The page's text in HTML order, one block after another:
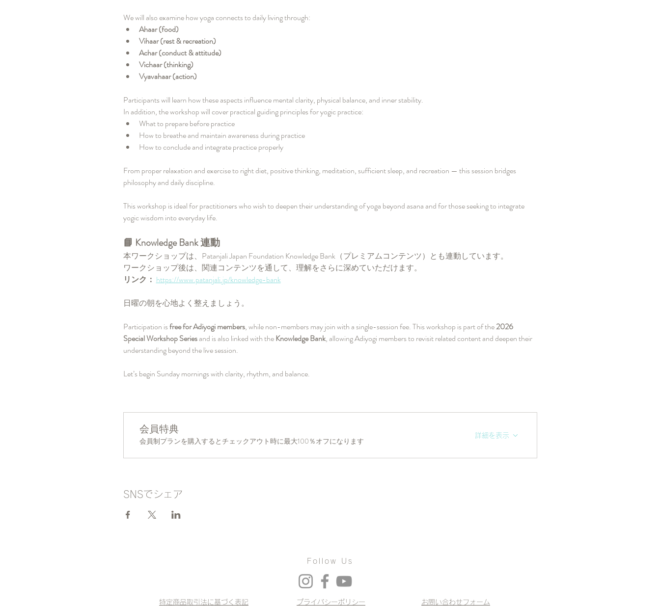
We will also examine how yoga connects to daily living through:
Ahaar (food)
Vihaar (rest & recreation)
Achar (conduct & attitude)
Vichaar (thinking)
Vyavahaar (action)
Participants will learn how these aspects influence mental clarity, physical balance, and inner stability.
In addition, the workshop will cover practical guiding principles for yogic practice:
What to prepare before practice
How to breathe and maintain awareness during practice
How to conclude and integrate practice properly
From proper relaxation and exercise to right diet, positive thinking, meditation, sufficient sleep, and recreation — this session bridges
philosophy and daily discipline.
This workshop is ideal for practitioners who wish to deepen their understanding of yoga beyond asana and for those seeking to integrate
yogic wisdom into everyday life.
📘 Knowledge Bank 連動
本ワークショップは、Patanjali Japan Foundation Knowledge Bank（プレミアムコンテンツ）とも連動しています。
ワークショップ後は、関連コンテンツを通して、理解をさらに深めていただけます。
リンク： https://www.patanjali.jp/knowledge-bank
日曜の朝を心地よく整えましょう。
Participation is free for Adiyogi members, while non-members may join with a single-session fee. This workshop is part of the 2026
Special Workshop Series and is also linked with the Knowledge Bank, allowing Adiyogi members to revisit related content and deepen their
understanding beyond the live session.
Let’s begin Sunday mornings with clarity, rhythm, and balance.
会員特典
会員制プランを購入するとチェックアウト時に最大100％オフになります
詳細を表示
SNSでシェア
Follow Us
特定商品取引法に基づく表記 プライバシーポリシー お問い合わせフォーム